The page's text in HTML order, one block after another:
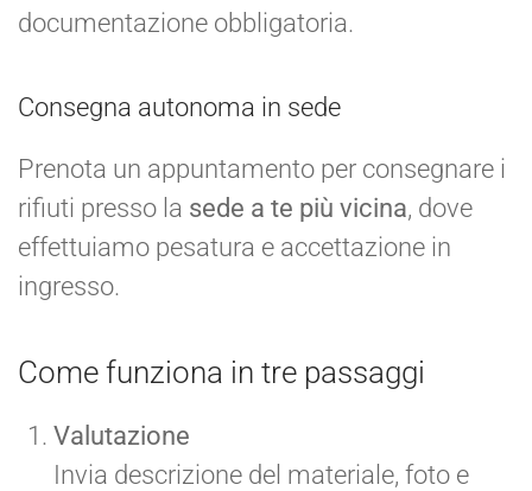
documentazione obbligatoria.
Consegna autonoma in sede
Prenota un appuntamento per consegnare i
rifiuti presso la sede a te più vicina, dove
effettuiamo pesatura e accettazione in
ingresso.
Come funziona in tre passaggi
Valutazione
Invia descrizione del materiale, foto e